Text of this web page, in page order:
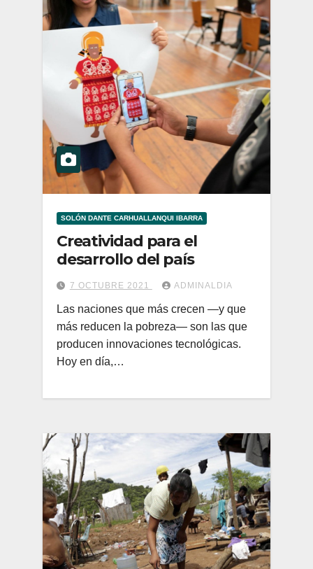
SOLÓN DANTE CARHUALLANQUI IBARRA
Creatividad para el
desarrollo del país
7 OCTUBRE 2021 ADMINALDIA
Las naciones que más crecen —y que
más reducen la pobreza— son las que
producen innovaciones tecnológicas.
Hoy en día,…